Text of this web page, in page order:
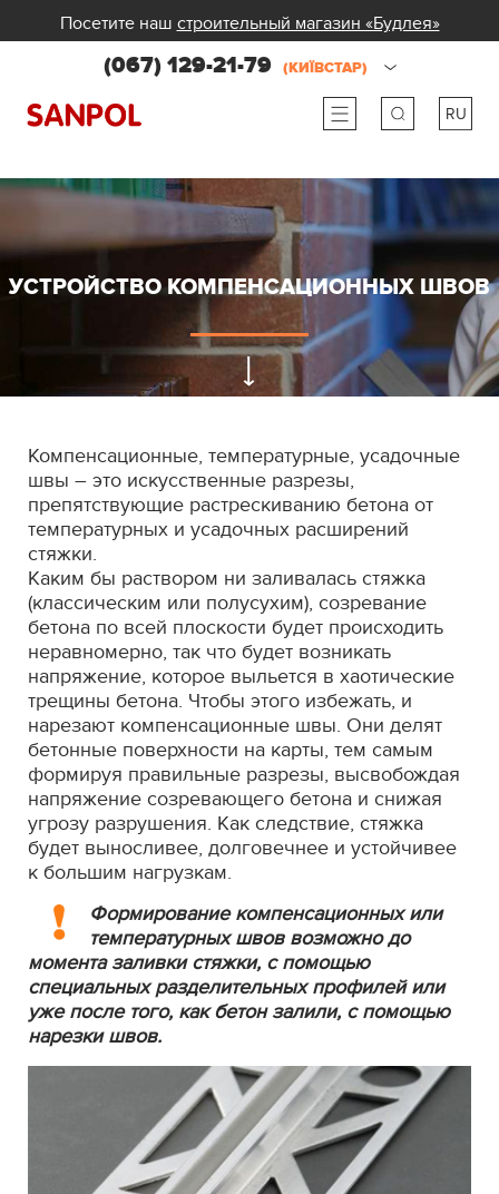
Посетите наш строительный магазин «Будлея»
(067) 129-21-79 (КИЇВСТАР)
RU
ua
УСТРОЙСТВО КОМПЕНСАЦИОННЫХ ШВОВ
Компенсационные, температурные, усадочные
швы – это искусственные разрезы,
препятствующие растрескиванию бетона от
температурных и усадочных расширений
стяжки.
Каким бы раствором ни заливалась стяжка
(классическим или полусухим), созревание
бетона по всей плоскости будет происходить
неравномерно, так что будет возникать
напряжение, которое выльется в хаотические
трещины бетона. Чтобы этого избежать, и
нарезают компенсационные швы. Они делят
бетонные поверхности на карты, тем самым
формируя правильные разрезы, высвобождая
напряжение созревающего бетона и снижая
угрозу разрушения. Как следствие, стяжка
будет выносливее, долговечнее и устойчивее
к большим нагрузкам.
Формирование компенсационных или
температурных швов возможно до
момента заливки стяжки, с помощью
специальных разделительных профилей или
уже после того, как бетон залили, с помощью
нарезки швов.